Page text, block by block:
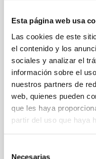
Esta página web usa
Las cookies de este
el contenido y los
sociales y analizar el
información sobre el
nuestros partners de
web, quienes pueden
que les haya
partir del uso que haya
Necesarias
model for the Jupiter
primary target of the
on 2026 May 19─20
Minimization over
yields P rot = 5.762 ±
Alarcon, Miguel
Fecha de